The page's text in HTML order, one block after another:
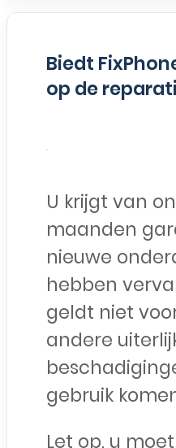
Biedt
op de
U krijgt van
maanden
nieuwe
hebben
geldt niet
andere
gebruik
Let op, u